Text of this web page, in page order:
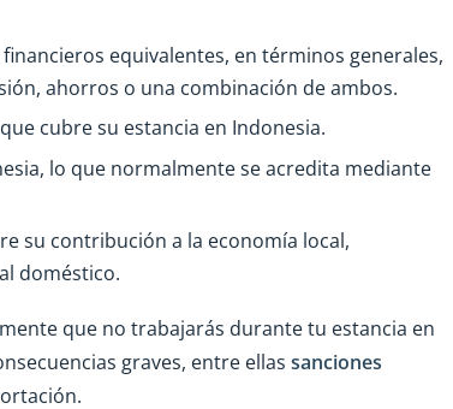
equivalentes, en términos generales,
ahorros o una combinación de ambos.
cubre su estancia en Indonesia.
lo que normalmente se acredita mediante
su contribución a la economía local,
doméstico.
que no trabajarás durante tu estancia en
graves, entre ellas sanciones